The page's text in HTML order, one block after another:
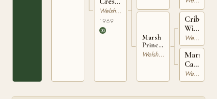
RWM
106
Welsh Mountain
1969
Marsh
Princess
Caroline
Welsh Mountain
9296
Criban
Winston
WSB
1705
Welsh Mountain
Marsh
Cascade
WSB
10277
Welsh Mountain